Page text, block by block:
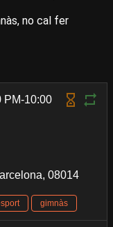
no cal fer
PM-10:00
08014
gimnàs